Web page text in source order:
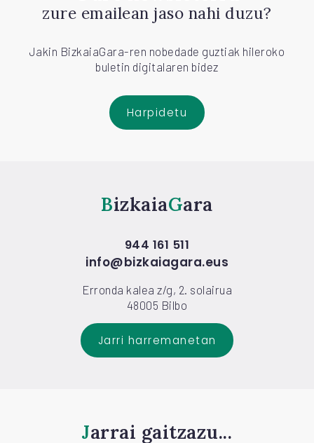
zure emailean jaso nahi duzu?
Jakin BizkaiaGara-ren nobedade guztiak hileroko
buletin digitalaren bidez
Harpidetu
Bizkaia Gara
944 161 511
info@bizkaiagara.eus
Erronda kalea z/g, 2. solairua
48005 Bilbo
Jarri harremanetan
Jarrai gaitzazu...